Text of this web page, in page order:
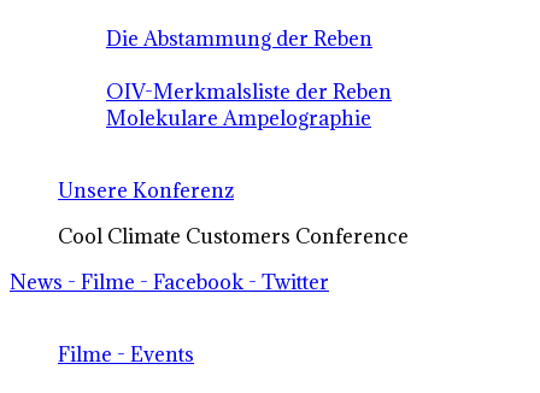
Die Abstammung der Reben
OIV-Merkmalsliste der Reben
Molekulare Ampelographie
Unsere Konferenz
Cool Climate Customers Conference
News - Filme - Facebook - Twitter
Filme - Events